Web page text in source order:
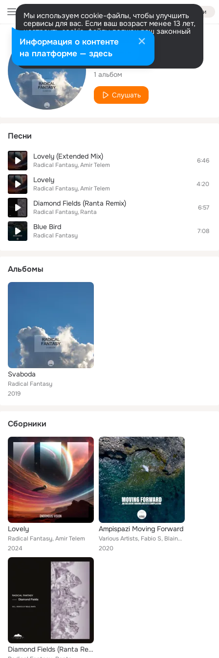
Войти
Мы используем cookie-файлы, чтобы улучшить
сервисы для вас. Если ваш возраст менее 13 лет,
настроить cookie-файлы должен ваш законный
представитель. Больше информации
Разрешить все Настроить
Исполнитель
Radical Fantasy
1 альбом
Слушать
Песни
Lovely (Extended Mix)
Radical Fantasy Amir Telem
6:46
Lovely
Radical Fantasy Amir Telem
4:20
Diamond Fields (Ranta Remix)
Radical Fantasy Ranta
6:57
Blue Bird
Radical Fantasy
7:08
Альбомы
Svaboda
Radical Fantasy
2019
Сборники
Lovely
Radical Fantasy, Amir Telem
2024
Ampispazi Moving Forward
Various Artists, Fabio S, Blaine Connell, Kuzey, Pupa, Hole Box, PHLY, Clymate, Radical Fantasy, Mik Santoro, arUpaloka, Kimse, ...
2020
Diamond Fields (Ranta Remix)
Информация о контенте
на платформе — здесь